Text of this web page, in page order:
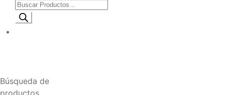
Búsqueda de
productos